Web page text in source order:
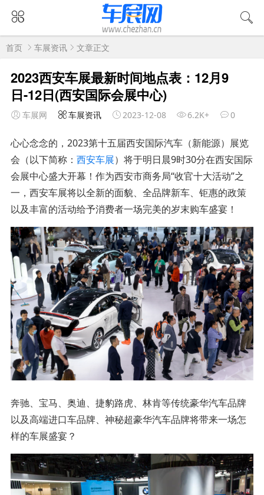
首页 车展资讯 文章正文
2023西安车展最新时间地点表：12月9
日-12日(西安国际会展中心)
车展网 车展资讯 2023-12-08 6.2K+ 0
心心念念的，2023第十五届西安国际汽车（新能源）展览
会（以下简称： 西安车展）将于明日晨9时30分在西安国际
会展中心盛大开幕！作为西安市商务局“收官十大活动”之
一，西安车展将以全新的面貌、全品牌新车、钜惠的政策
以及丰富的活动给予消费者一场完美的岁末购车盛宴！
奔驰、宝马、奥迪、捷豹路虎、林肯等传统豪华汽车品牌
以及高端进口车品牌、神秘超豪华汽车品牌将带来一场怎
样的车展盛宴？